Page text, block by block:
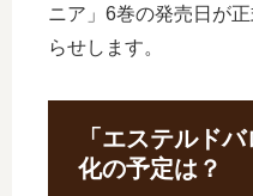
ニア」6巻の発売日が
らせします。
「エステルド
化の予定は？